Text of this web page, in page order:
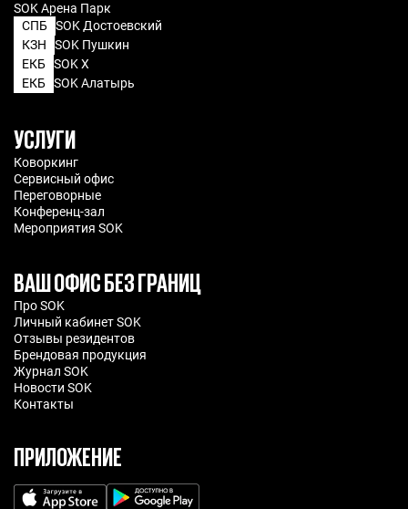
SOK Арена Парк
СПБ SOK Достоевский
КЗН
SOK Пушкин
ЕКБ SOK X
ЕКБ SOK Алатырь
УСЛУГИ
Коворкинг
Сервисный офис
Переговорные
Конференц-зал
Мероприятия SOK
ВАШ ОФИС БЕЗ ГРАНИЦ
Про SOK
Личный кабинет SOK
Отзывы резидентов
Брендовая продукция
Журнал SOK
Новости SOK
Контакты
ПРИЛОЖЕНИЕ